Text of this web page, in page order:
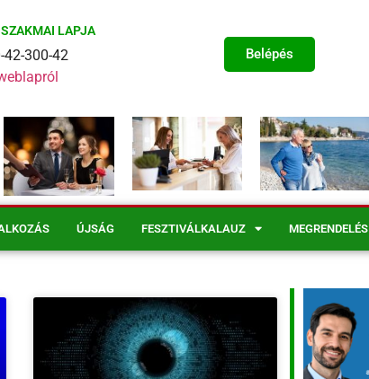
LAPJA
300-42
Belépés
ÚJSÁG FESZTIVÁLKALAUZ MEGRENDELÉS